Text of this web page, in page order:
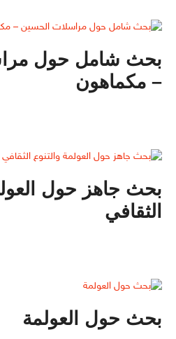
بحث شامل حول
– مكماهون
بحث جاهز حول
الثقافي
بحث حول العولمة